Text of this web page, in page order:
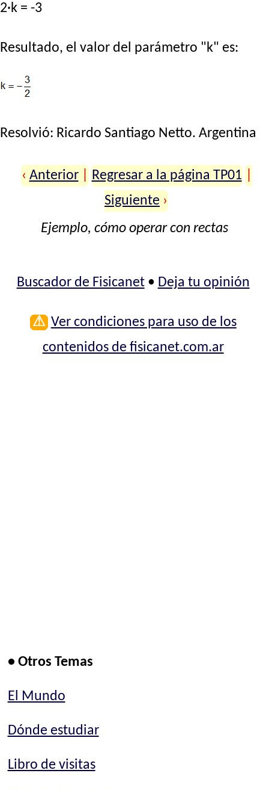
2·k = -3
Resultado, el valor del parámetro "k" es:
Resolvió: Ricardo Santiago Netto. Argentina
‹ Anterior Regresar a la página TP01
Siguiente ›
Ejemplo, cómo operar con rectas
Buscador de Fisicanet• Deja tu opinión
⚠ Ver condiciones para uso de los
contenidos de fisicanet.com.ar
• Otros Temas
El Mundo
Dónde estudiar
Libro de visitas